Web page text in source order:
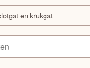
en krukgat